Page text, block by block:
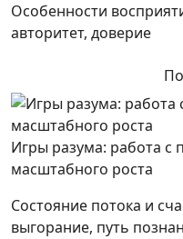
Особенности
авторитет, доверие
Игры разума: работа с
масштабного роста
Состояние потока и
выгорание, путь